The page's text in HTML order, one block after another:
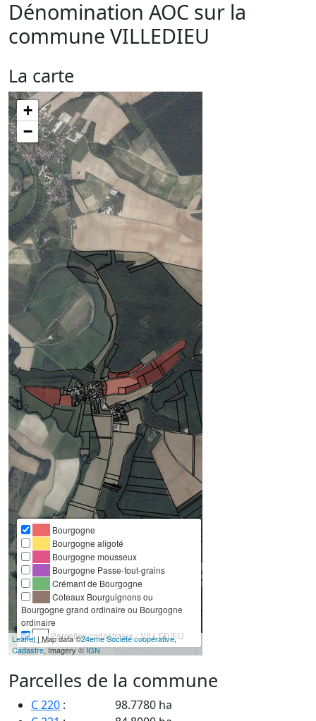
Dénomination AOC sur la
commune VILLEDIEU
La carte
+
−
Bourgogne
Bourgogne aligoté
Bourgogne mousseux
Bourgogne Passe-tout-grains
Crémant de Bourgogne
Coteaux Bourguignons ou
Bourgogne grand ordinaire ou Bourgogne
ordinaire
Parcelles cadastrales - VILLEDIEU
Leaflet | Map data ©24eme Société coopérative,
Cadastre, Imagery ©IGN
Parcelles de la commune
C 220 :
98.7780 ha